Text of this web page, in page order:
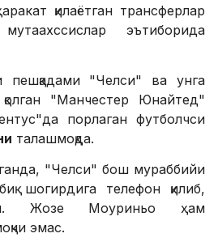
қилаётган трансферлар
эътиборида
пешқадами "Челси" ва унга
қолган "Манчестер Юнайтед"
порлаган футболчси
талашмоқда.
"Челси" бош мураббийи
шогирдига телефон қилиб,
Жозе Моуриньо ҳам
эмас.